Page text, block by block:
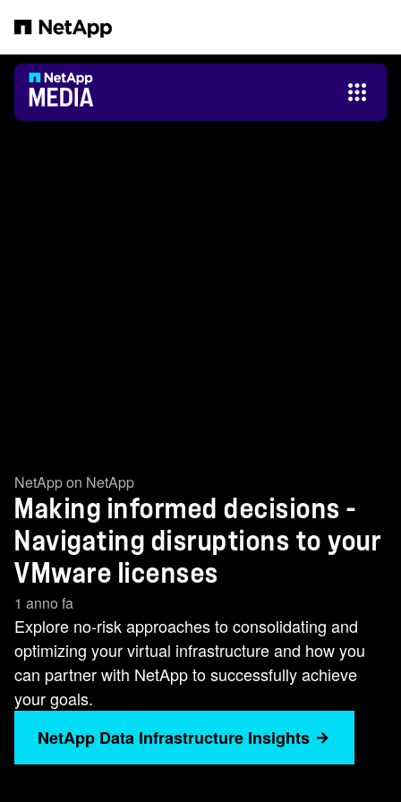
NetApp on NetApp
Making informed decisions -
Navigating disruptions to your
VMware licenses
1 anno fa
Explore no-risk approaches to consolidating and
optimizing your virtual infrastructure and how you
can partner with NetApp to successfully achieve
your goals.
NetApp Data Infrastructure Insights